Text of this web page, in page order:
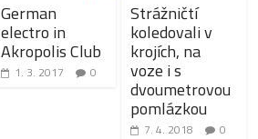
German
electro in
Akropolis Club
1. 3. 2017 0
Strážničtí
koledovali v
krojích, na
voze i s
dvoumetrovou
pomlázkou
7. 4. 2018 0